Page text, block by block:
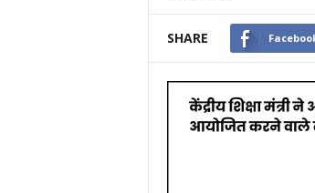
SHARE